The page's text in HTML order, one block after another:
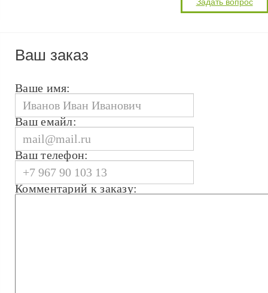
Ваш заказ
Ваше имя:
Ваш емайл:
Ваш телефон:
Комментарий к заказу: